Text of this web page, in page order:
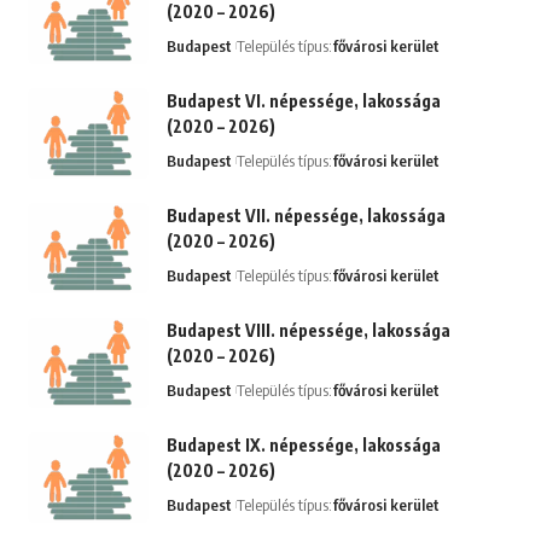
(2020 – 2026)
Budapest Település típus:fővárosi kerület
Budapest VI. népessége, lakossága
(2020 – 2026)
Budapest Település típus:fővárosi kerület
Budapest VII. népessége, lakossága
(2020 – 2026)
Budapest Település típus:fővárosi kerület
Budapest VIII. népessége, lakossága
(2020 – 2026)
Budapest Település típus:fővárosi kerület
Budapest IX. népessége, lakossága
(2020 – 2026)
Budapest Település típus:fővárosi kerület